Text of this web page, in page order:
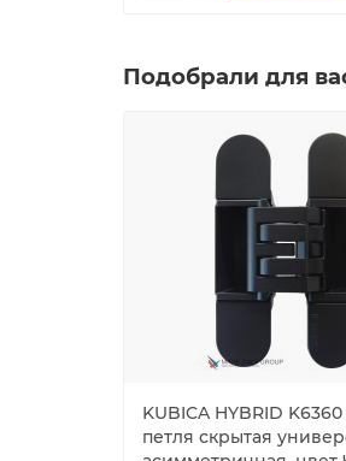
Подобрали для
KUBICA HYBRID
петля скрытая